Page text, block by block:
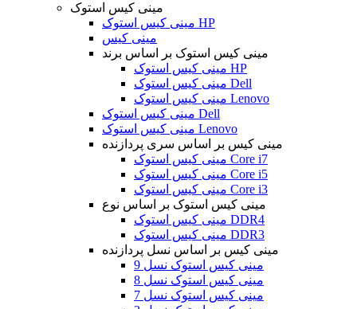
مینی کیس استوک
مینی کیس استوک HP
مینی کیس
مینی کیس استوک بر اساس برند
مینی کیس استوک HP
مینی کیس استوک Dell
مینی کیس استوک Lenovo
مینی کیس استوک Dell
مینی کیس استوک Lenovo
مینی کیس بر اساس سری پردازنده
مینی کیس استوک Core i7
مینی کیس استوک Core i5
مینی کیس استوک Core i3
مینی کیس استوک بر اساس نوع
مینی کیس استوک DDR4
مینی کیس استوک DDR3
مینی کیس بر اساس نسل پردازنده
مینی کیس استوک نسل 9
مینی کیس استوک نسل 8
مینی کیس استوک نسل 7